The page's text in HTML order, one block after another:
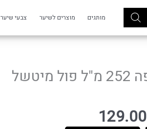
מותגים מוצרים לשיער צבעי שיער
שמפו יבש ללא שטיפה 252 מ"ל פול מיטשל
129.00